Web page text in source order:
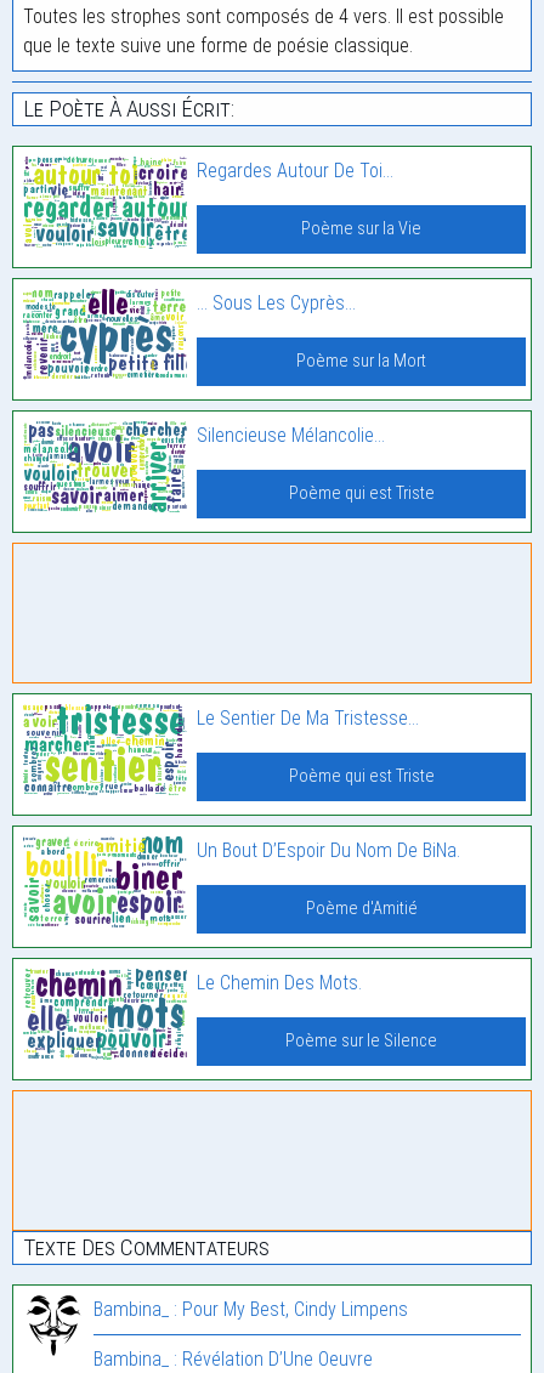
Toutes les strophes sont composés de 4 vers. Il est possible
que le texte suive une forme de poésie classique.
Le Poète À Aussi Écrit:
Regardes Autour De Toi…
Poème sur la Vie
… Sous Les Cyprès…
Poème sur la Mort
Silencieuse Mélancolie…
Poème qui est Triste
Le Sentier De Ma Tristesse…
Poème qui est Triste
Un Bout D’Espoir Du Nom De BiNa.
Poème d'Amitié
Le Chemin Des Mots.
Poème sur le Silence
Texte Des Commentateurs
Bambina_ : Pour My Best, Cindy Limpens
Bambina_ : Révélation D’Une Oeuvre